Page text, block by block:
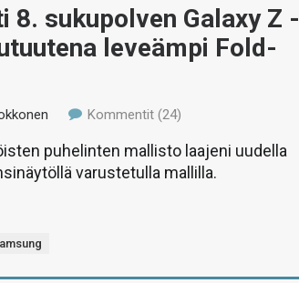
8. sukupolven Galaxy Z -
leveämpi Fold-
Kommentit (24)
puhelinten mallisto laajeni uudella
varustetulla mallilla.